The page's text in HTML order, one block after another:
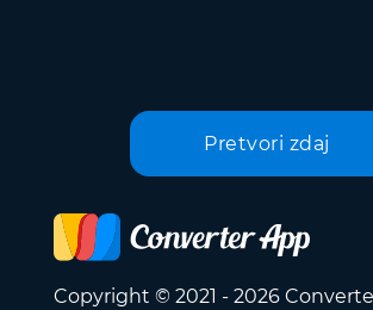
Pretvori zdaj
Copyright © 2021 - 2026